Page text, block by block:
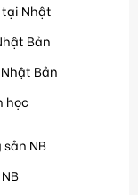
Nhật
Bản
Bản
học
NB